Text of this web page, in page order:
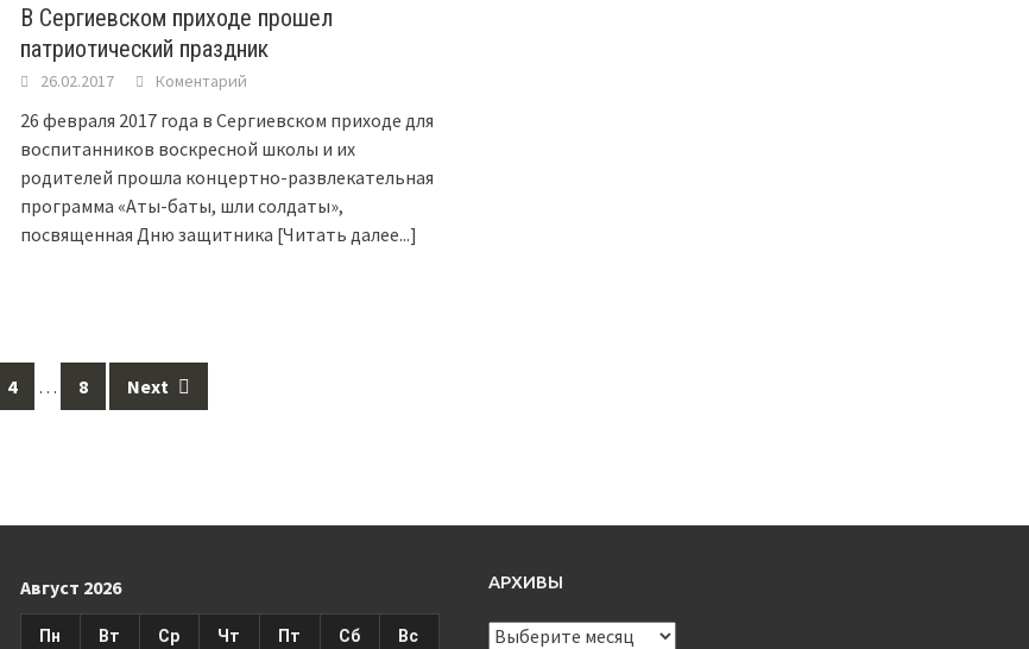
В Сергиевском приходе прошел
патриотический праздник
26.02.2017 Коментарий
26 февраля 2017 года в Сергиевском приходе для
воспитанников воскресной школы и их
родителей прошла концертно-развлекательная
программа «Аты-баты, шли солдаты»,
посвященная Дню защитника [Читать далее...]
4 … 8 Next
Август 2026
Пн Вт Ср Чт Пт Сб Вс
АРХИВЫ
Архивы